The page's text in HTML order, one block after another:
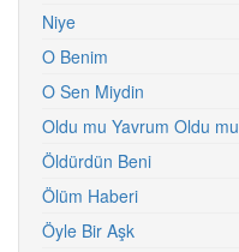
Niye
O Benim
O Sen Miydin
Oldu mu Yavrum Oldu mu
Öldürdün Beni
Ölüm Haberi
Öyle Bir Aşk